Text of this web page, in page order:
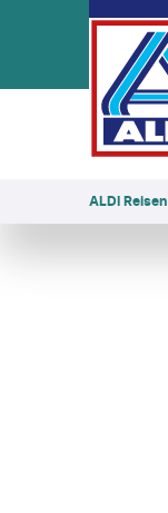
ALDI Reisen